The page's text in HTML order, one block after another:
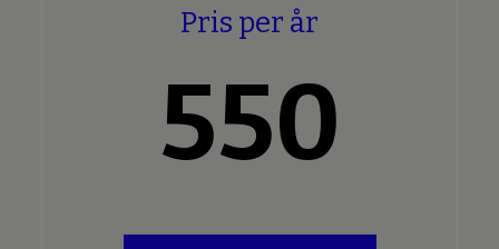
Pris per år
550